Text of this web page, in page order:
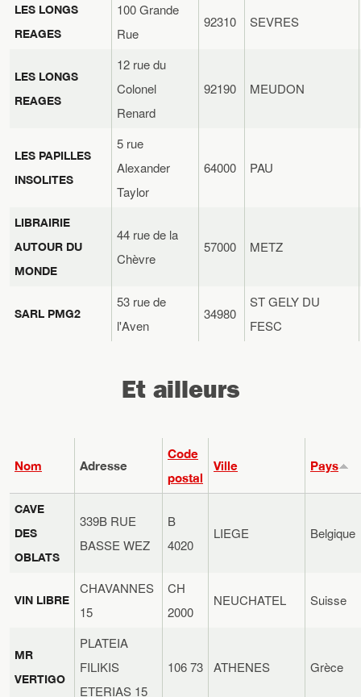
LES LONGS
REAGES
100 Grande
Rue
92310 SEVRES
LES LONGS
REAGES
12 rue du
Colonel
Renard
92190 MEUDON
LES PAPILLES
INSOLITES
5 rue
Alexander
Taylor
64000 PAU
LIBRAIRIE
AUTOUR DU
MONDE
44 rue de la
Chèvre
57000 METZ
SARL PMG2
53 rue de
l'Aven
34980
ST GELY DU
FESC
Et ailleurs
Nom Adresse
Code
postal
Ville Pays
CAVE
DES
OBLATS
339B RUE
BASSE WEZ
B
4020
LIEGE Belgique
VIN LIBRE
CHAVANNES
15
CH
2000
NEUCHATEL Suisse
MR
VERTIGO
PLATEIA
FILIKIS
ETERIAS 15
106 73 ATHENES Grèce